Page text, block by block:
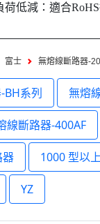
荷低減：適合
富士 無熔線斷路器-
BH系列 無熔
線斷路器-400AF
器 1000 型以
YZ